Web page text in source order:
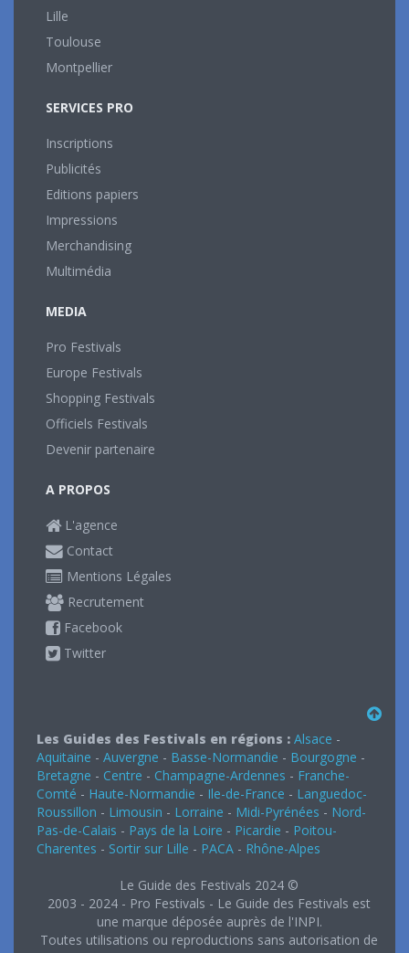
Lille
Toulouse
Montpellier
SERVICES PRO
Inscriptions
Publicités
Editions papiers
Impressions
Merchandising
Multimédia
MEDIA
Pro Festivals
Europe Festivals
Shopping Festivals
Officiels Festivals
Devenir partenaire
A PROPOS
L'agence
Contact
Mentions Légales
Recrutement
Facebook
Twitter
Les Guides des Festivals en régions : Alsace -
Aquitaine - Auvergne - Basse-Normandie - Bourgogne -
Bretagne - Centre - Champagne-Ardennes - Franche-
Comté - Haute-Normandie - Ile-de-France - Languedoc-
Roussillon - Limousin - Lorraine - Midi-Pyrénées - Nord-
Pas-de-Calais - Pays de la Loire - Picardie - Poitou-
Charentes - Sortir sur Lille - PACA - Rhône-Alpes
Le Guide des Festivals 2024 ©
2003 - 2024 - Pro Festivals - Le Guide des Festivals est
une marque déposée auprès de l'INPI.
Toutes utilisations ou reproductions sans autorisation de